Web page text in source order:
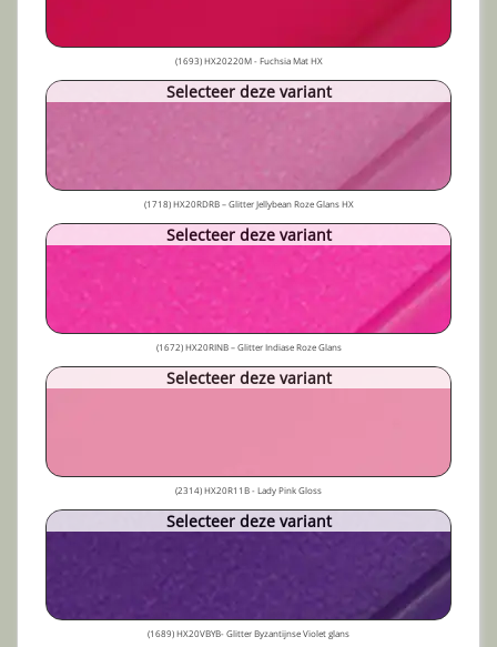
(1693) HX20220M - Fuchsia Mat HX
Selecteer deze variant
(1718) HX20RDRB – Glitter Jellybean Roze Glans HX
Selecteer deze variant
(1672) HX20RINB – Glitter Indiase Roze Glans
Selecteer deze variant
(2314) HX20R11B - Lady Pink Gloss
Selecteer deze variant
(1689) HX20VBYB- Glitter Byzantijnse Violet glans